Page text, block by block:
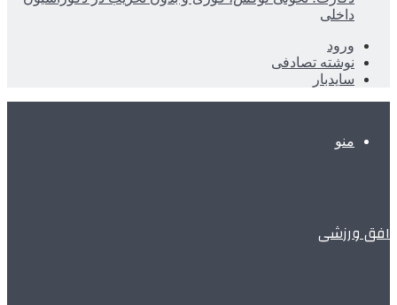
داخلی
ورود
نوشته تصادفی
سایدبار
منو
افق ورزشی